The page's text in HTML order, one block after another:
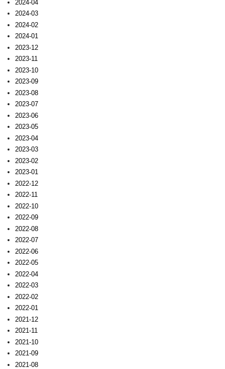
2024-04
2024-03
2024-02
2024-01
2023-12
2023-11
2023-10
2023-09
2023-08
2023-07
2023-06
2023-05
2023-04
2023-03
2023-02
2023-01
2022-12
2022-11
2022-10
2022-09
2022-08
2022-07
2022-06
2022-05
2022-04
2022-03
2022-02
2022-01
2021-12
2021-11
2021-10
2021-09
2021-08